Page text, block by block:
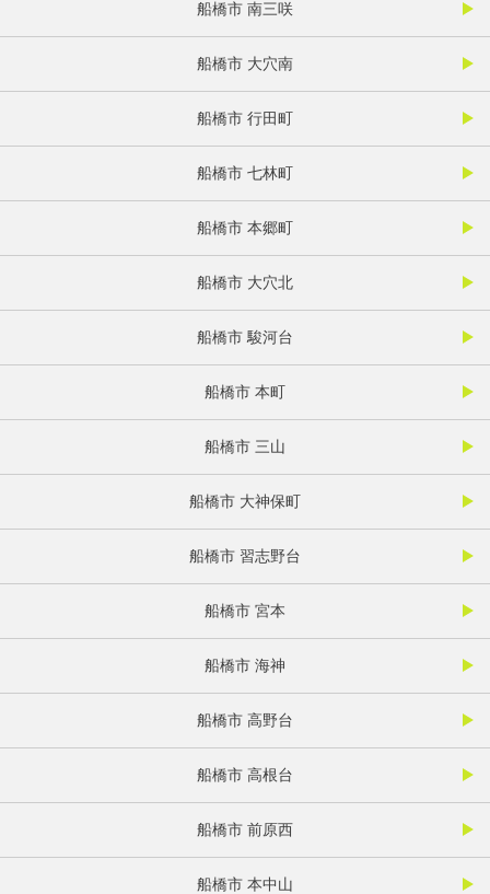
船橋市 南三咲
船橋市 大穴南
船橋市 行田町
船橋市 七林町
船橋市 本郷町
船橋市 大穴北
船橋市 駿河台
船橋市 本町
船橋市 三山
船橋市 大神保町
船橋市 習志野台
船橋市 宮本
船橋市 海神
船橋市 高野台
船橋市 高根台
船橋市 前原西
船橋市 本中山